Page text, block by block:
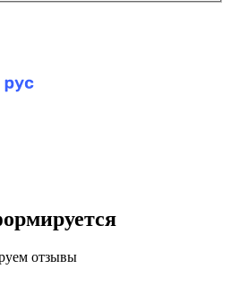
отзывы